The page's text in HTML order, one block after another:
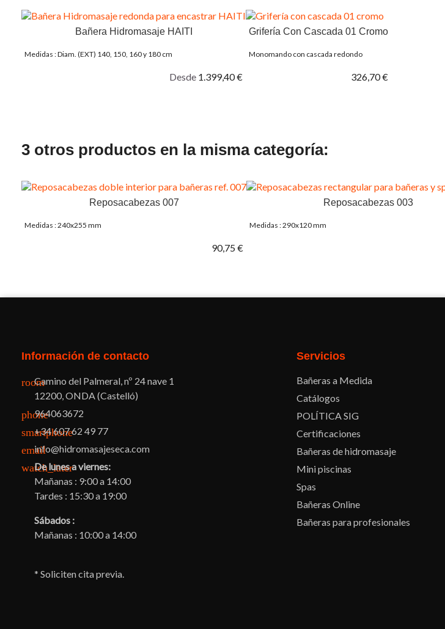
Bañera Hidromasaje HAITI
Medidas : Diam. (EXT) 140, 150, 160 y 180 cm
Desde 1.399,40 €
Grifería Con Cascada 01 Cromo
Monomando con cascada redondo
326,70 €
3 otros productos en la misma categoría:
Reposacabezas 007
Medidas : 240x255 mm
90,75 €
Reposacabezas 003
Medidas : 290x120 mm
Información de contacto
roomCamino del Palmeral, nº 24 nave 1
12200, ONDA (Castelló)
phone964063672
smartphone
+34 607 62 49 77
emailinfo@hidromasajeseca.com
watch_later
De lunes a viernes:
Mañanas : 9:00 a 14:00
Tardes : 15:30 a 19:00
Sábados :
Mañanas : 10:00 a 14:00
* Soliciten cita previa.
Servicios
Bañeras a Medida
Catálogos
POLÍTICA SIG
Certificaciones
Bañeras de hidromasaje
Mini piscinas
Spas
Bañeras Online
Bañeras para profesionales